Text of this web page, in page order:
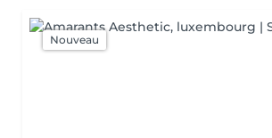
Nouveau